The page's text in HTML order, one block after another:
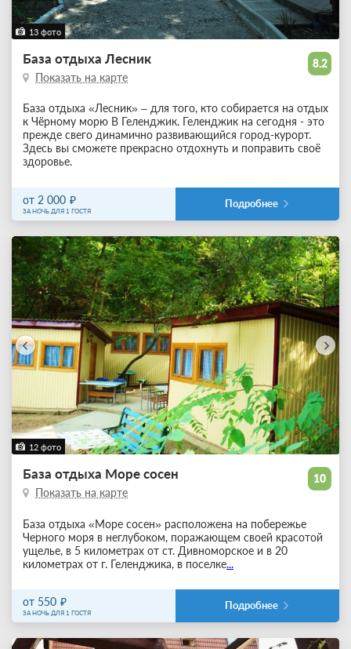
13 фото
8.2
База отдыха Лесник
Показать на карте
База отдыха «Лесник» – для того, кто собирается на отдых
к Чёрному морю В Геленджик. Геленджик на сегодня - это
прежде свего динамично развивающийся город-курорт.
Здесь вы сможете прекрасно отдохнуть и поправить своё
здоровье.
от 2 000
ЗА НОЧЬ ДЛЯ 1 ГОСТЯ
Подробнее
12 фото
10
База отдыха Море сосен
Показать на карте
База отдыха «Море сосен» расположена на побережье
Черного моря в неглубоком, поражающем своей красотой
ущелье, в 5 километрах от ст. Дивноморское и в 20
километрах от г. Геленджика, в поселке...
от 550
ЗА НОЧЬ ДЛЯ 1 ГОСТЯ
Подробнее